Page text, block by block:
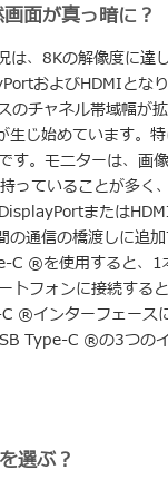
面が真っ暗に？
、8Kの解像度に達
およびHDMIとな
のチャネル帯域幅が
生じ始めています。
す。モニターは、画
っていることが多く
または
の通信の橋渡しに追
C ®を使用すると、1
トフォンに接続する
®インターフェース
Type-C ®の3つの
選ぶ？